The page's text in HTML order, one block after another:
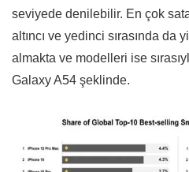
seviyede denilebilir. En çok
altıncı ve yedinci sırasında da
almakta ve modelleri ise
Galaxy A54 şeklinde.